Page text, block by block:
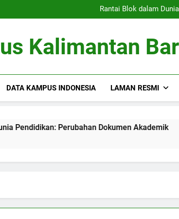
Rantai Blok dalam
Membangun
Rantai Blok dalam
Membangun
Kalimantan
DATA KAMPUS INDONESIA LAMAN RESMI
Perubahan Dokumen Akademik
3